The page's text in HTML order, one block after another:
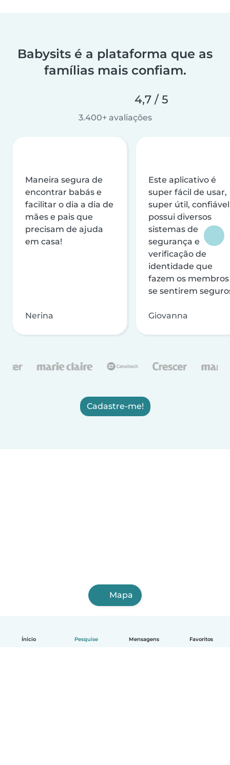
Ínicio Pesquise Mensagens Favoritos
Babysits é a plataforma que as
famílias mais confiam.
4,7 / 5
3.400+ avaliações
Maneira segura de
encontrar babás e
facilitar o dia a dia de
mães e pais que
precisam de ajuda
em casa!
Nerina
Este aplicativo é
super fácil de usar,
super útil,
possui diversos
sistemas de
segurança e
verificação de
identidade que
fazem os membros
se sentirem
Giovanna
Cadastre-me!
Mapa